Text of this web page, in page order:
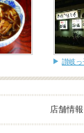
讃岐
店舗情報